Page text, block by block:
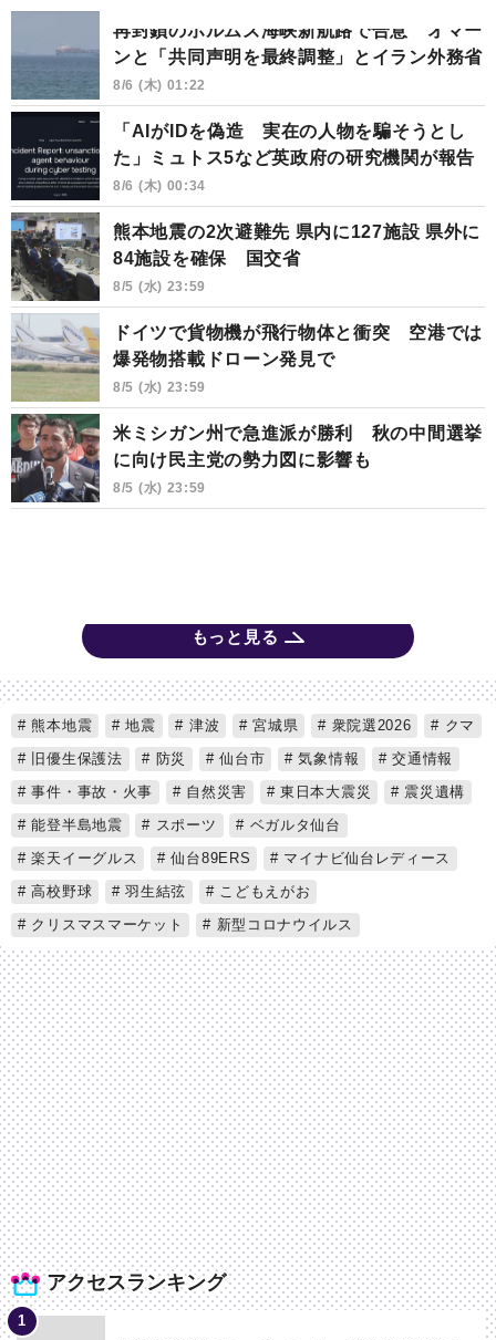
再封鎖のホルムズ海峡新航路で合意 オマー
ンと「共同声明を最終調整」とイラン外務省
8/6 (木) 01:22
「AIがIDを偽造 実在の人物を騙そうとし
た」ミュトス5など英政府の研究機関が報告
8/6 (木) 00:34
熊本地震の2次避難先 県内に127施設 県外に
84施設を確保 国交省
8/5 (水) 23:59
ドイツで貨物機が飛行物体と衝突 空港では
爆発物搭載ドローン発見で
8/5 (水) 23:59
米ミシガン州で急進派が勝利 秋の中間選挙
に向け民主党の勢力図に影響も
8/5 (水) 23:59
もっと見る
アクセスランキング
熊本地震 地震 津波 宮城県 衆院選2026
クマ
旧優生保護法
防災 仙台市 気象情報
交通情報
事件・事故・火事
自然災害 東日本大震災
震災遺構
能登半島地震
スポーツ
ベガルタ仙台
楽天イーグルス
仙台89ERS
マイナビ仙台レディース
高校野球
羽生結弦
こどもえがお
クリスマスマーケット
新型コロナウイルス